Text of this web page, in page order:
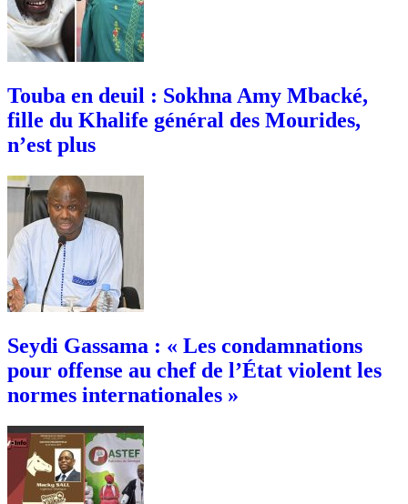
Touba en deuil : Sokhna Amy Mbacké,
fille du Khalife général des Mourides,
n’est plus
Seydi Gassama : « Les condamnations
pour offense au chef de l’État violent les
normes internationales »